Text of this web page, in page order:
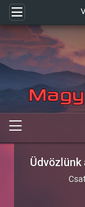
Üdvözlünk